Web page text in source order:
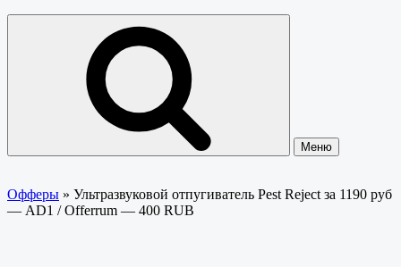
Меню
Офферы » Ультразвуковой отпугиватель Pest Reject за 1190 руб
— AD1 / Offerrum — 400 RUB